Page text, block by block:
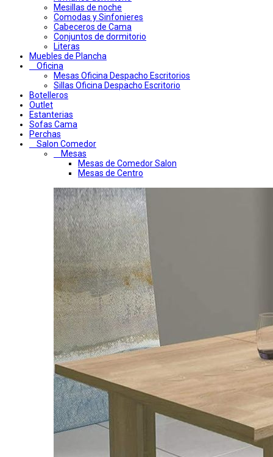
Mesillas de noche
Comodas y Sinfonieres
Cabeceros de Cama
Conjuntos de dormitorio
Literas
Muebles de Plancha
Oficina
Mesas Oficina Despacho Escritorios
Sillas Oficina Despacho Escritorio
Botelleros
Outlet
Estanterias
Sofas Cama
Perchas
Salon Comedor
Mesas
Mesas de Comedor Salon
Mesas de Centro